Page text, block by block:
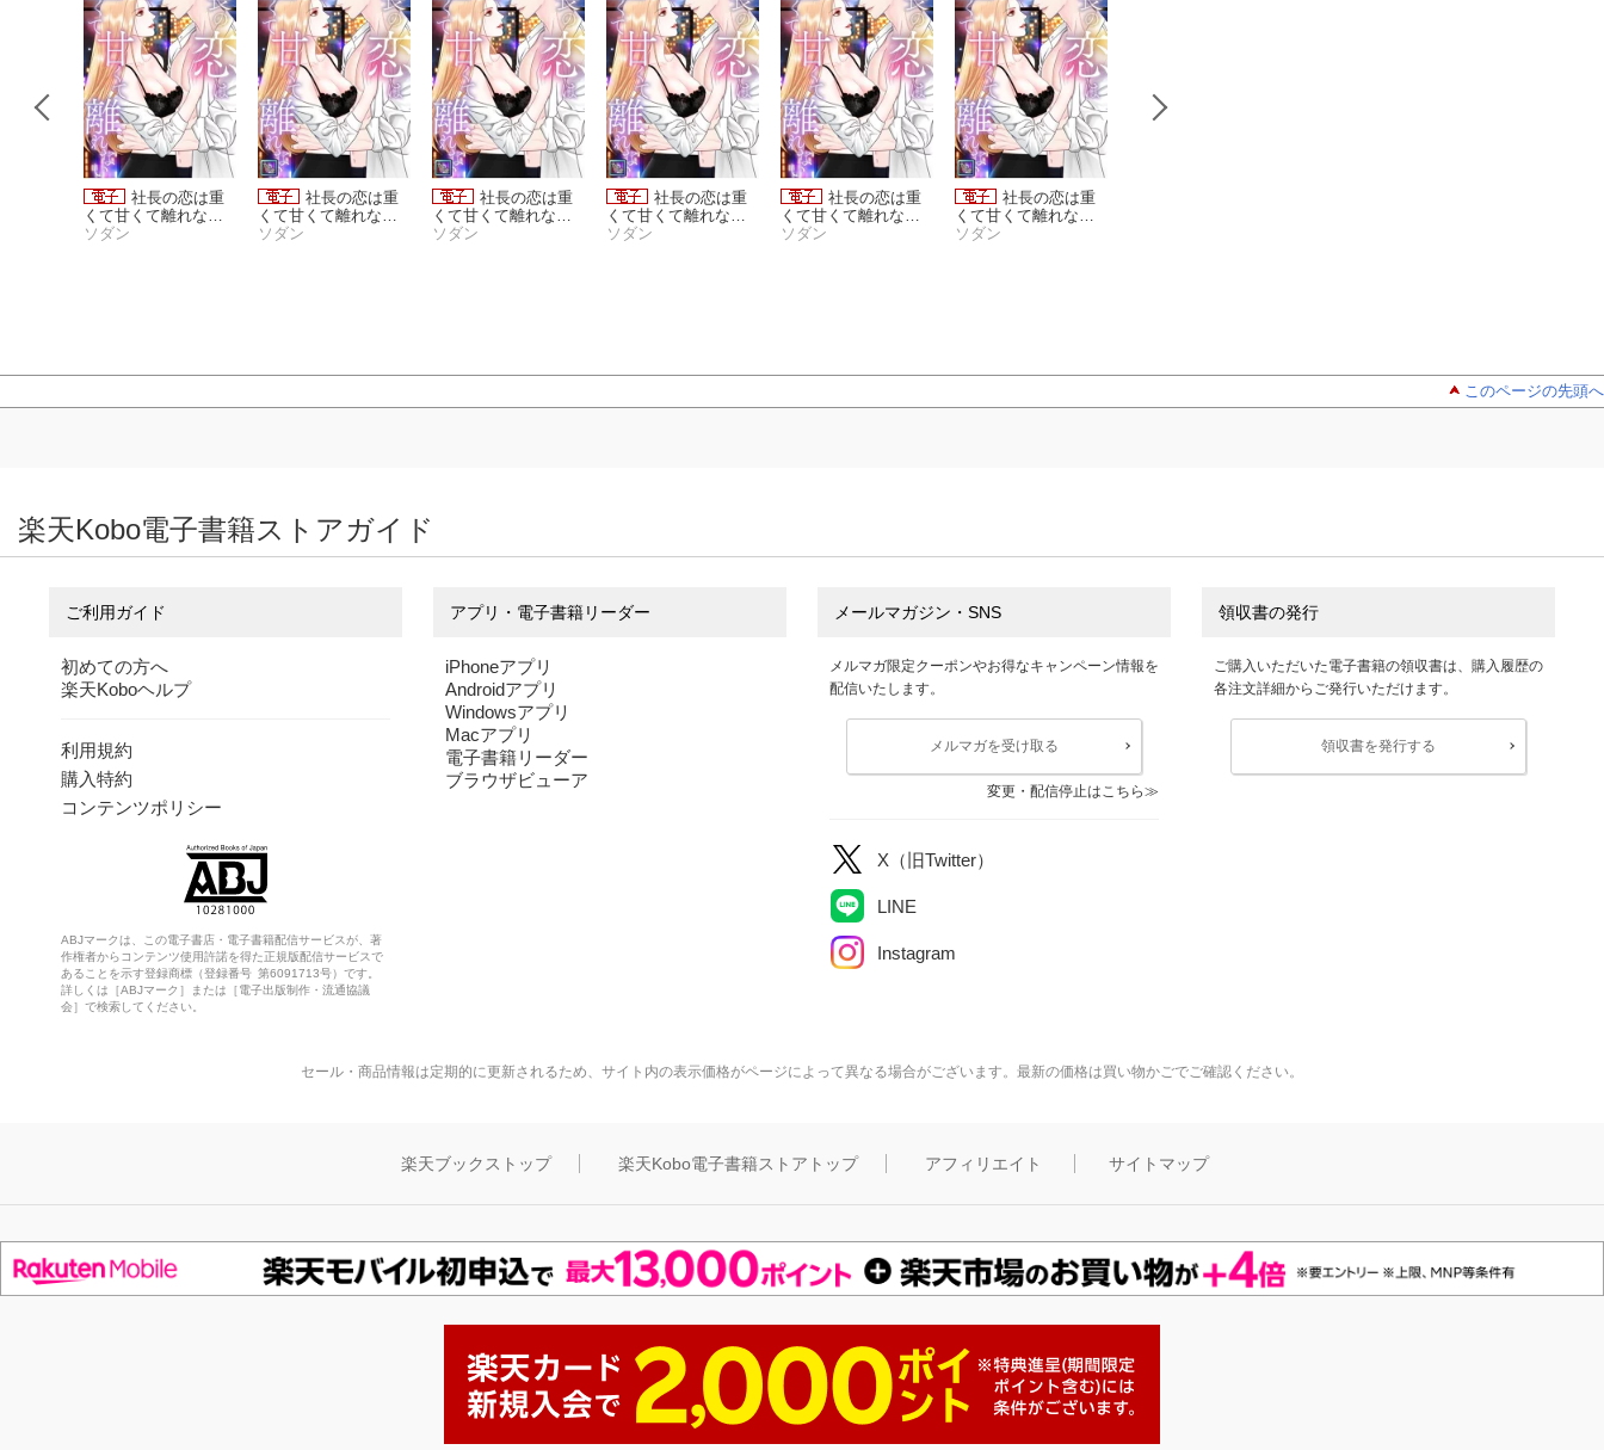
社長の恋は重
くて甘くて離れない
(1)
ソダン
社長の恋は重
くて甘くて離れない
【全年齢版】(1)
ソダン
社長の恋は重
くて甘くて離れない
【全年齢版】(21)
ソダン
社長の恋は重
くて甘くて離れない
【全年齢版】(18)
ソダン
社長の恋は重
くて甘くて離れない(2
3)
ソダン
社長の恋は重
くて甘くて離れない
【全年齢版】(23)
ソダン
このページの先頭へ
楽天Kobo電子書籍ストアガイド
ご利用ガイド
初めての方へ
楽天Koboヘルプ
利用規約
購入特約
コンテンツポリシー
ABJマークは、この電子書店・電子書籍配信サービスが、著
作権者からコンテンツ使用許諾を得た正規版配信サービスで
あることを示す登録商標（登録番号 第6091713号）です。
詳しくは［ABJマーク］または［電子出版制作・流通協議
会］で検索してください。
アプリ・電子書籍リーダー
iPhoneアプリ
Androidアプリ
Windowsアプリ
Macアプリ
電子書籍リーダー
ブラウザビューア
メールマガジン・SNS
メルマガ限定クーポンやお得なキャンペーン情報を
配信いたします。
メルマガを受け取る
変更・配信停止はこちら
X（旧Twitter）
LINE
Instagram
領収書の発行
ご購入いただいた電子書籍の領収書は、購入履歴の
各注文詳細からご発行いただけます。
領収書を発行する
セール・商品情報は定期的に更新されるため、サイト内の表示価格がページによって異なる場合がございます。最新の価格は買い物かごでご確認ください。
楽天ブックストップ 楽天Kobo電子書籍ストアトップ アフィリエイト サイトマップ